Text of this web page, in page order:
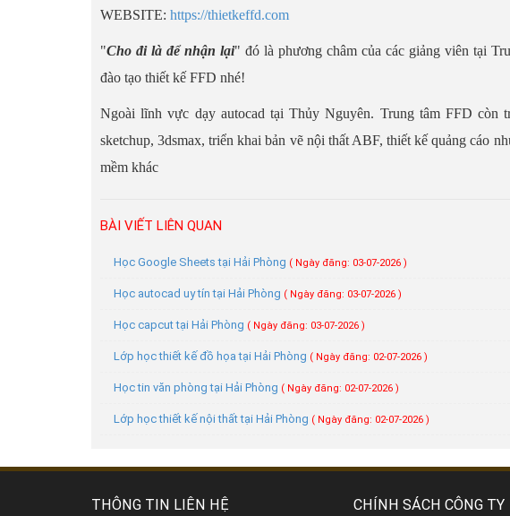
WEBSITE: https://thietkeffd.com
"Cho đi là để nhận lại" đó là phương châm của các giảng viên tại
đào tạo thiết kế FFD nhé!
Ngoài lĩnh vực dạy autocad tại Thủy Nguyên. Trung tâm FFD còn
sketchup, 3dsmax, triển khai bản vẽ nội thất ABF, thiết kế quảng cáo
mềm khác
BÀI VIẾT LIÊN QUAN
Học Google Sheets tại Hải Phòng ( Ngày đăng: 03-07-2026 )
Học autocad uy tín tại Hải Phòng ( Ngày đăng: 03-07-2026 )
Học capcut tại Hải Phòng ( Ngày đăng: 03-07-2026 )
Lớp học thiết kế đồ họa tại Hải Phòng ( Ngày đăng: 02-07-2026 )
Học tin văn phòng tại Hải Phòng ( Ngày đăng: 02-07-2026 )
Lớp học thiết kế nội thất tại Hải Phòng ( Ngày đăng: 02-07-2026 )
THÔNG TIN LIÊN HỆ CHÍNH SÁCH CÔNG TY